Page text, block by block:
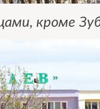
кроме